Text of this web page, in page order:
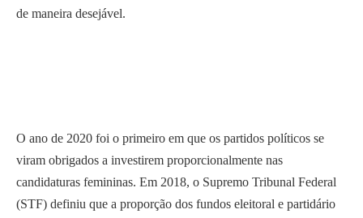
de maneira desejável.
O ano de 2020 foi o primeiro em que os partidos políticos se
viram obrigados a investirem proporcionalmente nas
candidaturas femininas. Em 2018, o Supremo Tribunal Federal
(STF) definiu que a proporção dos fundos eleitoral e partidário